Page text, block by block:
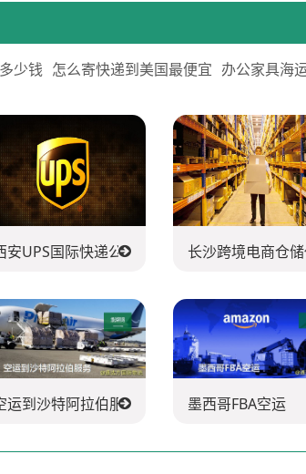
少钱 怎么寄快递到美国最便宜 办公家具海
安UPS国际快递公司 长沙跨境电商仓储
运到沙特阿拉伯服务 墨西哥FBA空运